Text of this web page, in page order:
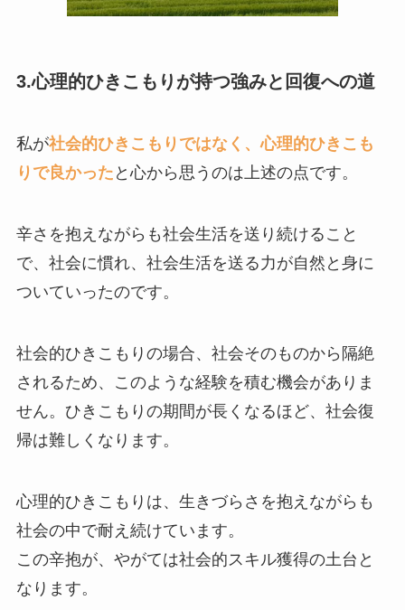
3.心理的ひきこもりが持つ強みと回復への道
私が社会的ひきこもりではなく、心理的ひきこも
りで良かった と心から思うのは上述の点です。
辛さを抱えながらも社会生活を送り続けること
で、社会に慣れ、社会生活を送る力が自然と身に
ついていったのです。
社会的ひきこもりの場合、社会そのものから隔絶
されるため、このような経験を積む機会がありま
せん。ひきこもりの期間が長くなるほど、社会復
帰は難しくなります。
心理的ひきこもりは、生きづらさを抱えながらも
社会の中で耐え続けています。
この辛抱が、やがては社会的スキル獲得の土台と
なります。